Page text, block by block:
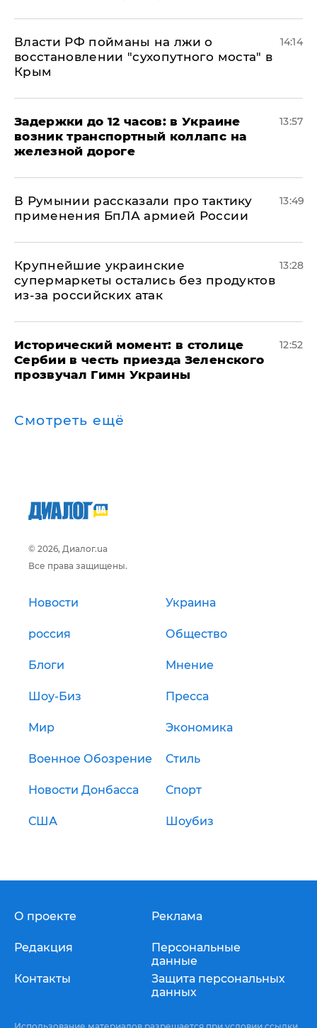
Власти РФ пойманы на лжи о
восстановлении "сухопутного моста" в
Крым
14:14
Задержки до 12 часов: в Украине
возник транспортный коллапс на
железной дороге
13:57
В Румынии рассказали про тактику
применения БпЛА армией России
13:49
Крупнейшие украинские
супермаркеты остались без продуктов
из-за российских атак
13:28
Исторический момент: в столице
Сербии в честь приезда Зеленского
прозвучал Гимн Украины
12:52
Смотреть ещё
© 2026, Диалог.ua
Все права защищены.
Новости Украина
россия Общество
Блоги Мнение
Шоу-Биз Пресса
Мир Экономика
Военное Обозрение Стиль
Новости Донбасса Спорт
США Шоубиз
О проекте
Редакция
Контакты
Реклама
Персональные
данные
Защита персональных
данных